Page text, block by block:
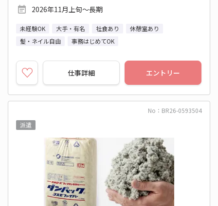
2026年11月上旬～長期
未経験OK 大手・有名 社食あり
休憩室あり
髪・ネイル自由
事務はじめてOK
仕事詳細 エントリー
No：BR26-0593504
派遣